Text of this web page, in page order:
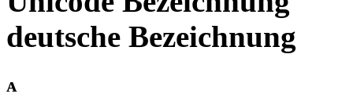
deutsche Bezeichnung
ᴀ